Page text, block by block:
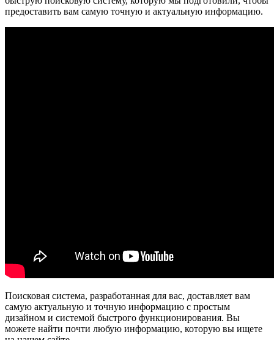
предоставить вам самую точную и актуальную информацию.
Поисковая система, разработанная для вас, доставляет вам
самую актуальную и точную информацию с простым
дизайном и системой быстрого функционирования. Вы
можете найти почти любую информацию, которую вы ищете